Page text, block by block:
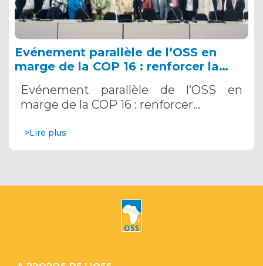
Evénement parallèle de l’OSS en
marge de la COP 16 : renforcer la
Systèmes d’Alerte Précoce
Multirisques. 12 décembre 2024
Evénement parallèle de l’OSS en
marge de la COP 16 : renforcer…
>Lire plus